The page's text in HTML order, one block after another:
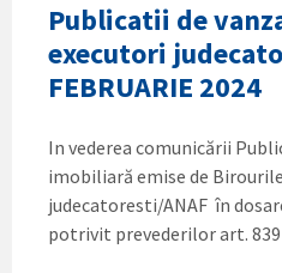
Publicatii de
executori
FEBRUARIE 2024
In vederea comunicării
imobiliară emise de
judecatoresti/ANAF în
potrivit prevederilor art.